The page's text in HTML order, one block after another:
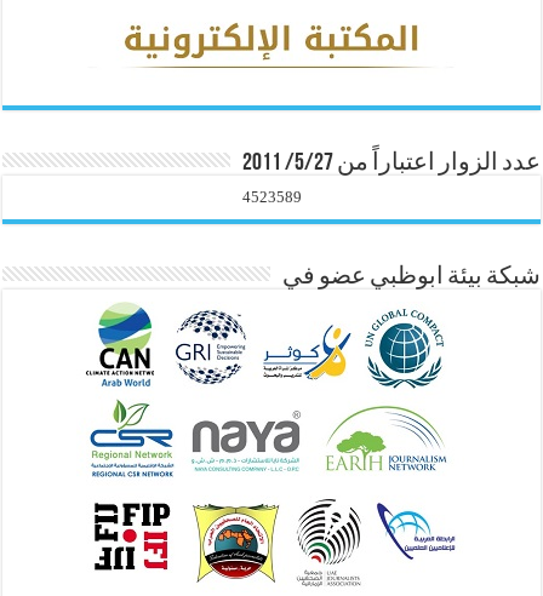
عدد الزوار اعتباراً من 5/27/ 2011
4523589
شبكة بيئة ابوظبي عضو في